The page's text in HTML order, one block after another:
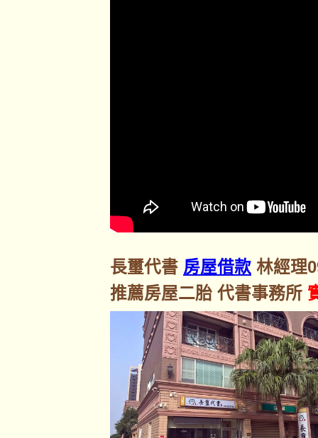
長璽代書 房屋借款 林經理
推薦房屋二胎 代書事務所